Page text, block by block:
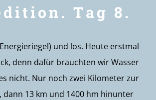
Tag 8.
und los. Heute erstmal
denn dafür brauchten wir Wasser
nicht. Nur noch zwei Kilometer zur
dann 13 km und 1400 hm hinunter